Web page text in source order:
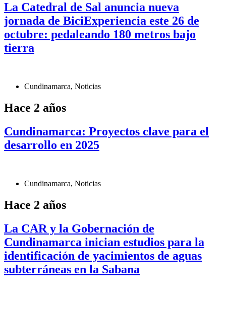
La Catedral de Sal anuncia nueva
jornada de BiciExperiencia este 26 de
octubre: pedaleando 180 metros bajo
tierra
Cundinamarca, Noticias
Hace 2 años
Cundinamarca: Proyectos clave para el
desarrollo en 2025
Cundinamarca, Noticias
Hace 2 años
La CAR y la Gobernación de
Cundinamarca inician estudios para la
identificación de yacimientos de aguas
subterráneas en la Sabana